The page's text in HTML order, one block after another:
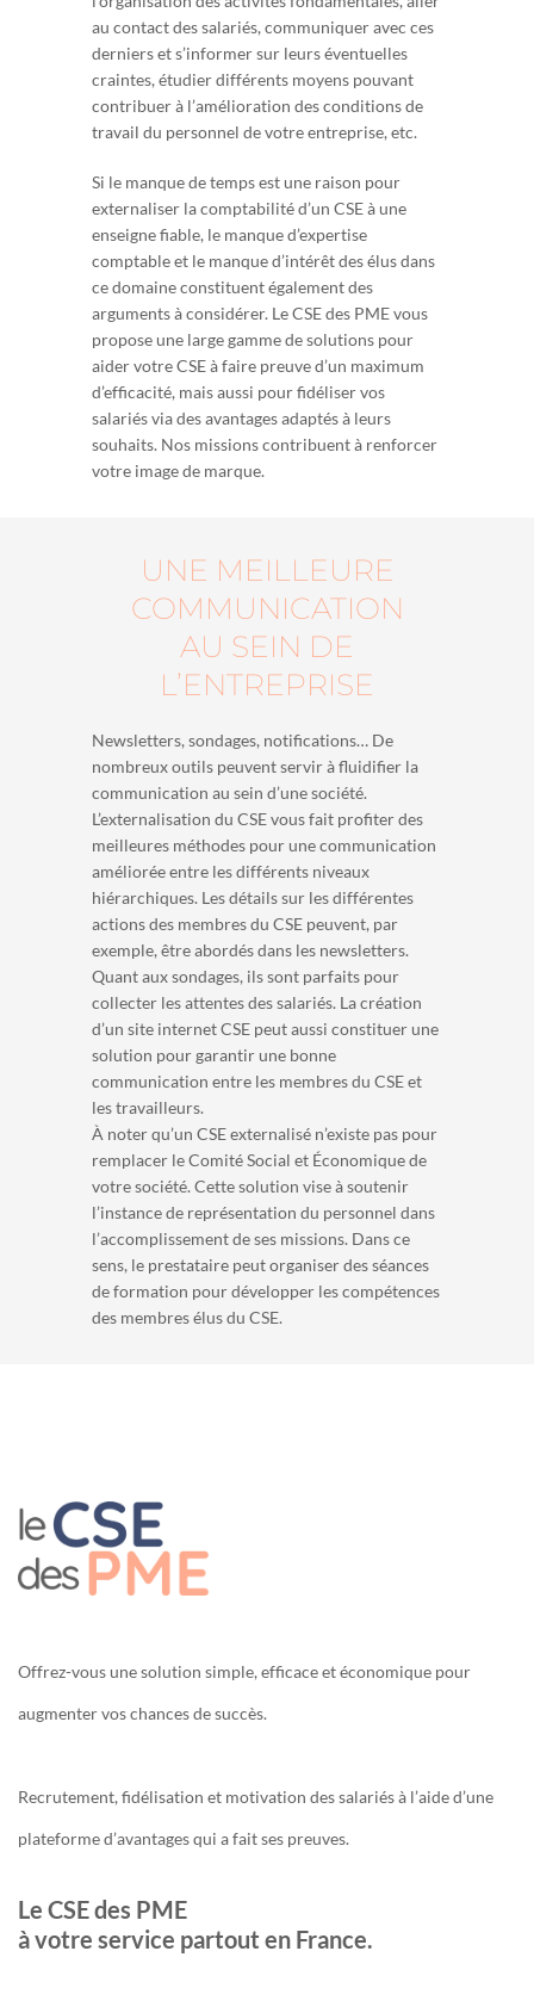
au contact des salariés, communiquer avec ces
derniers et s’informer sur leurs éventuelles
craintes, étudier différents moyens pouvant
contribuer à l’amélioration des conditions de
travail du personnel de votre entreprise, etc.
Si le manque de temps est une raison pour
externaliser la comptabilité d’un CSE à une
enseigne fiable, le manque d’expertise
comptable et le manque d’intérêt des élus dans
ce domaine constituent également des
arguments à considérer. Le CSE des PME vous
propose une large gamme de solutions pour
aider votre CSE à faire preuve d’un maximum
d’efficacité, mais aussi pour fidéliser vos
salariés via des avantages adaptés à leurs
souhaits. Nos missions contribuent à renforcer
votre image de marque.
UNE MEILLEURE
COMMUNICATION
AU SEIN DE
L’ENTREPRISE
Newsletters, sondages, notifications… De
nombreux outils peuvent servir à fluidifier la
communication au sein d’une société.
L’externalisation du CSE vous fait profiter des
meilleures méthodes pour une communication
améliorée entre les différents niveaux
hiérarchiques. Les détails sur les différentes
actions des membres du CSE peuvent, par
exemple, être abordés dans les newsletters.
Quant aux sondages, ils sont parfaits pour
collecter les attentes des salariés. La création
d’un site internet CSE peut aussi constituer une
solution pour garantir une bonne
communication entre les membres du CSE et
les travailleurs.
À noter qu’un CSE externalisé n’existe pas pour
remplacer le Comité Social et Économique de
votre société. Cette solution vise à soutenir
l’instance de représentation du personnel dans
l’accomplissement de ses missions. Dans ce
sens, le prestataire peut organiser des séances
de formation pour développer les compétences
des membres élus du CSE.
Offrez-vous une solution simple, efficace et économique pour
augmenter vos chances de succès.
Recrutement, fidélisation et motivation des salariés à l’aide d’une
plateforme d’avantages qui a fait ses preuves.
Le CSE des PME
à votre service partout en France.